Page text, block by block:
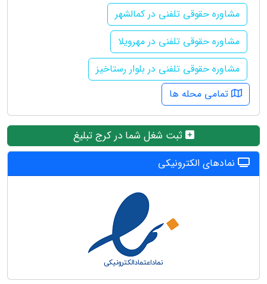
مشاوره حقوقی تلفنی در کمالشهر
مشاوره حقوقی تلفنی در مهرویلا
مشاوره حقوقی تلفنی در بلوار رستاخیز
تمامی محله ها
ثبت شغل شما در کرج تبلیغ
نمادهای الکترونیکی